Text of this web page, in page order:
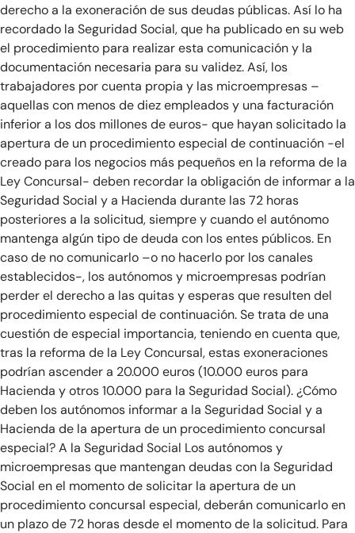
derecho a la exoneración de sus deudas públicas. Así lo ha
recordado la Seguridad Social, que ha publicado en su web
el procedimiento para realizar esta comunicación y la
documentación necesaria para su validez. Así, los
trabajadores por cuenta propia y las microempresas –
aquellas con menos de diez empleados y una facturación
inferior a los dos millones de euros- que hayan solicitado la
apertura de un procedimiento especial de continuación -el
creado para los negocios más pequeños en la reforma de la
Ley Concursal- deben recordar la obligación de informar a la
Seguridad Social y a Hacienda durante las 72 horas
posteriores a la solicitud, siempre y cuando el autónomo
mantenga algún tipo de deuda con los entes públicos. En
caso de no comunicarlo –o no hacerlo por los canales
establecidos-, los autónomos y microempresas podrían
perder el derecho a las quitas y esperas que resulten del
procedimiento especial de continuación. Se trata de una
cuestión de especial importancia, teniendo en cuenta que,
tras la reforma de la Ley Concursal, estas exoneraciones
podrían ascender a 20.000 euros (10.000 euros para
Hacienda y otros 10.000 para la Seguridad Social). ¿Cómo
deben los autónomos informar a la Seguridad Social y a
Hacienda de la apertura de un procedimiento concursal
especial? A la Seguridad Social Los autónomos y
microempresas que mantengan deudas con la Seguridad
Social en el momento de solicitar la apertura de un
procedimiento concursal especial, deberán comunicarlo en
un plazo de 72 horas desde el momento de la solicitud. Para